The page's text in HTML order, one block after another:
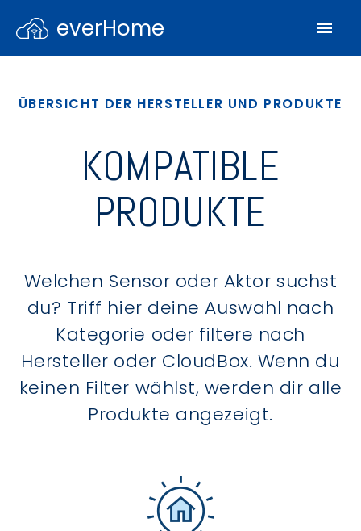
everHome
ÜBERSICHT DER HERSTELLER UND PRODUKTE
KOMPATIBLE
PRODUKTE
Welchen Sensor oder Aktor suchst
du? Triff hier deine Auswahl nach
Kategorie oder filtere nach
Hersteller oder CloudBox. Wenn du
keinen Filter wählst, werden dir alle
Produkte angezeigt.